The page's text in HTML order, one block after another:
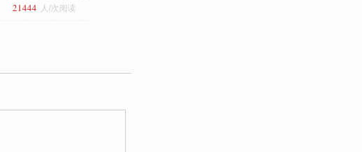
21444 人/次阅读